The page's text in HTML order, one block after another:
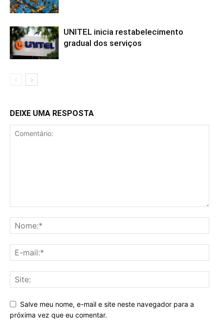
UNITEL inicia restabelecimento
gradual dos serviços
DEIXE UMA RESPOSTA
Salve meu nome, e-mail e site neste navegador para a
próxima vez que eu comentar.